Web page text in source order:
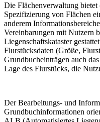
Die Flächenverwaltung
Spezifizierung von Flächen
anderem
Vereinbarungen mit Nutzern
Liegenschaftskataster
Flurstücksdaten (Größe,
Grundbucheinträgen auch
Lage des Flurstücks, die
Der Bearbeitungs- und
Grundbuchinformationen